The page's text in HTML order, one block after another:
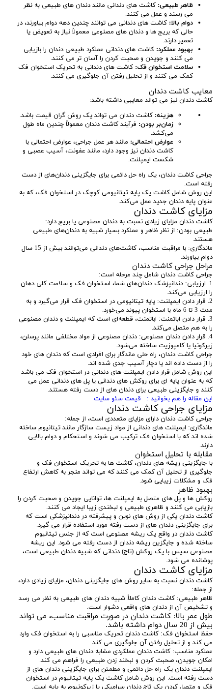
ظاهر طبیعی: کاشت های دندانی مانند دندان های طبیعی به نظر
می رسند و عمل می کنند.
دوام بالا: کاشت های دندانی می توانند چندین دهه دوام بیاورند، در
حالی که بریج ها و دندان های مصنوعی معمولاً نیاز به تعویض یا
تعمیر دارند.
بهبود عملکرد: کاشت های دندانی عملکرد طبیعی دندان را بازیابی
می کنند و جویدن و صحبت کردن را آسان تر می کنند.
سلامت استخوان فک: کاشت های دندانی به تحریک استخوان فک
کمک می کنند و از تحلیل رفتن آن جلوگیری می کنند.
معایب کاشت دندان
کاشت دندان نیز می تواند معایبی داشته باشد:
هزینه: کاشت دندان می تواند یک روش گران قیمت باشد.
زمان‌بر بودن: فرآیند کاشت دندان معمولاً چندین ماه طول
می‌کشد.
عوارض احتمالی: مانند هر عمل جراحی، عوارض احتمالی با
کاشت دندان نیز وجود دارد، مانند عفونت، آسیب عصبی و
شکست ایمپلنت.
جراحی کاشت دندان، یک راه حل دائمی برای جایگزینی دندان‌های از دست
رفته است.
این روش شامل کاشت یک پایه تیتانیومی کوچک در استخوان فک، که به
عنوان پایه دندان جدید عمل می‌کند.
مزایای کاشت دندان
کاشت دندان مزایای زیادی نسبت به دندان مصنوعی یا بریج دارد:
طبیعی بودن: از نظر ظاهر و عملکرد بسیار شبیه به دندان‌های طبیعی
هستند.
ماندگاری: با مراقبت مناسب، کاشت‌های دندانی می‌توانند بیش از 15 سال
دوام بیاورند.
مراحل جراحی کاشت دندان
جراحی کاشت دندان شامل چند مرحله است:
1. ارزیابی: دندانپزشک دندان‌های شما، استخوان فک و سلامت کلی دهان
را ارزیابی می‌کند.
2. قرار دادن ایمپلنت: پایه تیتانیومی در استخوان فک قرار می‌گیرد و به
مدت 3 تا 6 ماه با استخوان پیوند می‌خورد.
3. قرار دادن اباتمنت: اباتمنت، قطعه‌ای است که ایمپلنت و دندان مصنوعی
را به هم متصل می‌کند.
4. قرار دادن دندان مصنوعی: دندان مصنوعی از مواد مختلفی مانند پرسلن،
زیرکونیا یا کامپوزیت ساخته می‌شود.
جراحی کاشت دندان، راه حلی ماندگار برای افرادی است که دندان های خود
را از دست داده اند یا دچار آسیب جدی شده اند.
این روش شامل قرار دادن ایمپلنت های دندانی در استخوان فک می باشد
که به عنوان پایه ای برای روکش های دندانی یا پل های دندانی عمل می
کنند و جایگزینی طبیعی برای دندان های از دست رفته هستند.
این مقاله را هم بخوانید : قیمت سئو سایت
مزایای جراحی کاشت دندان
جراحی کاشت دندان دارای مزایای متعددی است، از جمله:
ماندگاری: ایمپلنت های دندانی از مواد زیست سازگار مانند تیتانیوم ساخته
شده اند که با استخوان فک ترکیب می شوند و استحکام و دوام بالایی
دارند.
مقابله با تحلیل استخوان
با جایگزینی ریشه های دندان، کاشت ها به تحریک استخوان فک و
جلوگیری از تحلیل آن کمک می کنند که می تواند منجر به کاهش ارتفاع
فک و مشکلات زیبایی شود.
بهبود ظاهر
روکش ها و پل های متصل به ایمپلنت ها، توانایی جویدن و صحبت کردن را
بازیابی می کنند و ظاهری طبیعی و لبخندی زیبا ایجاد می کنند.
کاشت دندان یکی از روش های نوین و پیشرفته در دندانپزشکی است که
برای جایگزینی دندان های از دست رفته مورد استفاده قرار می گیرد.
کاشت دندان در واقع یک ریشه مصنوعی است که از جنس تیتانیوم
ساخته شده و جایگزین ریشه دندان از دست رفته می شود. این ریشه
مصنوعی سپس با یک روکش (تاج) دندانی که شبیه دندان طبیعی است،
پوشانده می شود.
مزایای کاشت دندان
کاشت دندان نسبت به سایر روش های جایگزینی دندان، مزایای زیادی دارد،
از جمله:
ظاهر طبیعی: کاشت دندان کاملاً شبیه دندان های طبیعی به نظر می رسد
و تشخیص آن از دندان های واقعی دشوار است.
طول عمر بالا: کاشت دندان در صورت مراقبت مناسب، می تواند
بیش از 20 سال دوام داشته باشد.
حفظ استخوان فک: کاشت دندان تحریک مناسبی را به استخوان فک وارد
می کند و از تحلیل رفتن آن جلوگیری می کند.
عملکرد مناسب: کاشت دندان عملکردی مشابه دندان های طبیعی دارد و
امکان جویدن، صحبت کردن و لبخند زدن طبیعی را فراهم می کند.
ایمپلنت دندان یک راه حل دائمی و مطمئن برای جایگزینی دندان های از
دست رفته است. این روش شامل کاشت یک پایه تیتانیوم در استخوان
فک و متصل کردن یک تاج دندان سرامیکی یا زیرکونیوم به پایه است.